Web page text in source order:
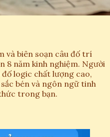
và biên soạn câu đố trí
8 năm kinh nghiệm. Người
logic chất lượng cao,
bén và ngôn ngữ tinh
trong bạn.